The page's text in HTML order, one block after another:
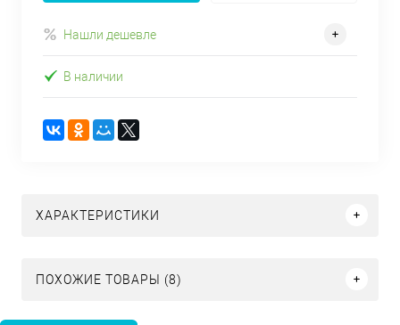
Нашли дешевле
В наличии
ХАРАКТЕРИСТИКИ
ПОХОЖИЕ ТОВАРЫ (8)